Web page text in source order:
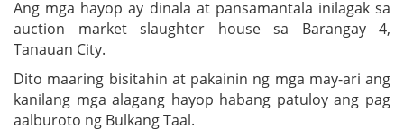
Ang mga hayop ay dinala at pansamantala inilagak sa
auction market slaughter house sa Barangay 4,
Tanauan City.
Dito maaring bisitahin at pakainin ng mga may-ari ang
kanilang mga alagang hayop habang patuloy ang pag
aalburoto ng Bulkang Taal.